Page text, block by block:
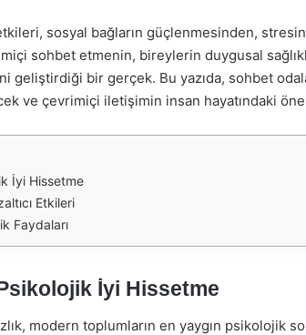
sosyal bağların güçlenmesinden,
sohbet etmenin, bireylerin duygusal
geliştirdiği bir gerçek. Bu yazıda, sohbet
ve çevrimiçi iletişimin insan hayatındaki
İyi Hissetme
Etkileri
Faydaları
İyi Hissetme
modern toplumların en yaygın psikolojik